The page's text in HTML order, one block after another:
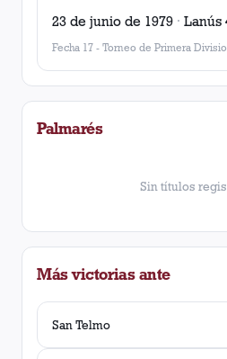
23 de junio de 1979 · Lanús
Fecha 17 - Torneo de Primera
Palmarés
Sin títulos
Más victorias ante
San Telmo